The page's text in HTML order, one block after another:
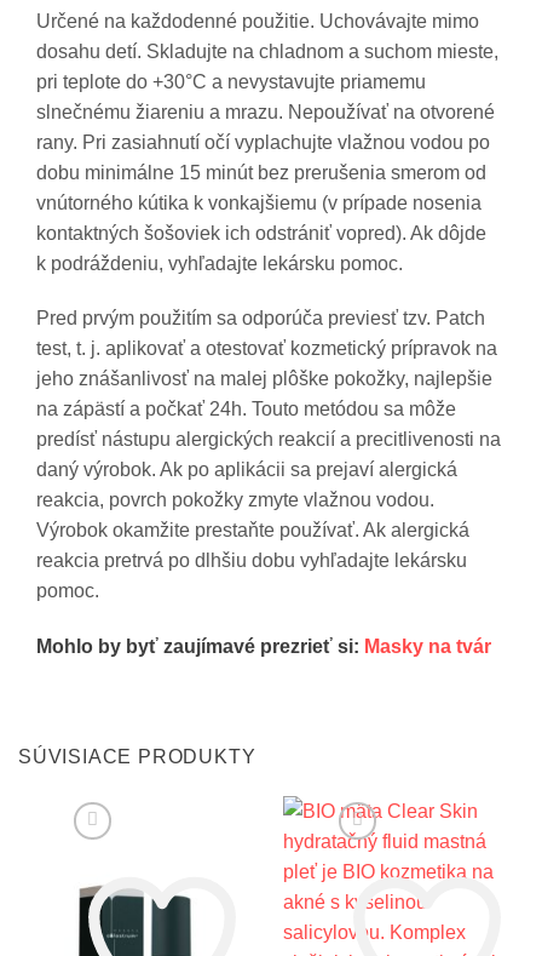
Určené na každodenné použitie. Uchovávajte mimo
dosahu detí. Skladujte na chladnom a suchom mieste,
pri teplote do +30°C a nevystavujte priamemu
slnečnému žiareniu a mrazu. Nepoužívať na otvorené
rany. Pri zasiahnutí očí vyplachujte vlažnou vodou po
dobu minimálne 15 minút bez prerušenia smerom od
vnútorného kútika k vonkajšiemu (v prípade nosenia
kontaktných šošoviek ich odstrániť vopred). Ak dôjde
k podráždeniu, vyhľadajte lekársku pomoc.
Pred prvým použitím sa odporúča previesť tzv. Patch
test, t. j. aplikovať a otestovať kozmetický prípravok na
jeho znášanlivosť na malej plôške pokožky, najlepšie
na zápästí a počkať 24h. Touto metódou sa môže
predísť nástupu alergických reakcií a precitlivenosti na
daný výrobok. Ak po aplikácii sa prejaví alergická
reakcia, povrch pokožky zmyte vlažnou vodou.
Výrobok okamžite prestaňte používať. Ak alergická
reakcia pretrvá po dlhšiu dobu vyhľadajte lekársku
pomoc.
Mohlo by byť zaujímavé prezrieť si: Masky na tvár
SÚVISIACE PRODUKTY